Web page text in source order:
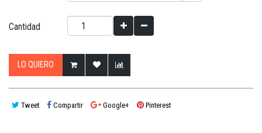
Cantidad
LO QUIERO
Tweet Compartir Google+ Pinterest